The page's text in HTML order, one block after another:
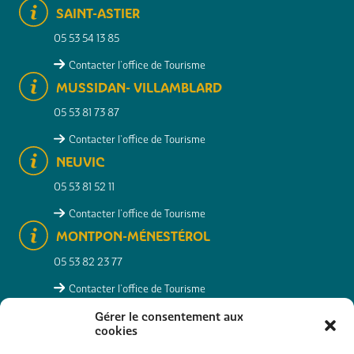
Gérer le consentement aux
cookies
SAINT-ASTIER
05 53 54 13 85
Contacter l'office de Tourisme
MUSSIDAN- VILLAMBLARD
05 53 81 73 87
Contacter l'office de Tourisme
NEUVIC
05 53 81 52 11
Contacter l'office de Tourisme
MONTPON-MÉNESTÉROL
05 53 82 23 77
Contacter l'office de Tourisme